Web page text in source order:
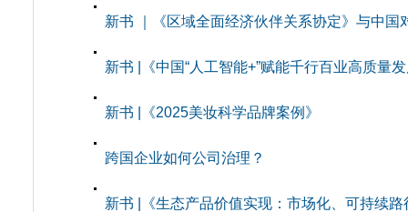
新书 ｜《区域全面经济伙伴关系协定》与中国
新书 |《中国“人工智能+”赋能千行百业高质量
新书 |《2025美妆科学品牌案例》
跨国企业如何公司治理？
新书 |《生态产品价值实现：市场化、可持续路